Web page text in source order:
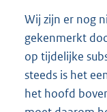
Wij zijn er nog
gekenmerkt
op tijdelijke
steeds is het
het hoofd